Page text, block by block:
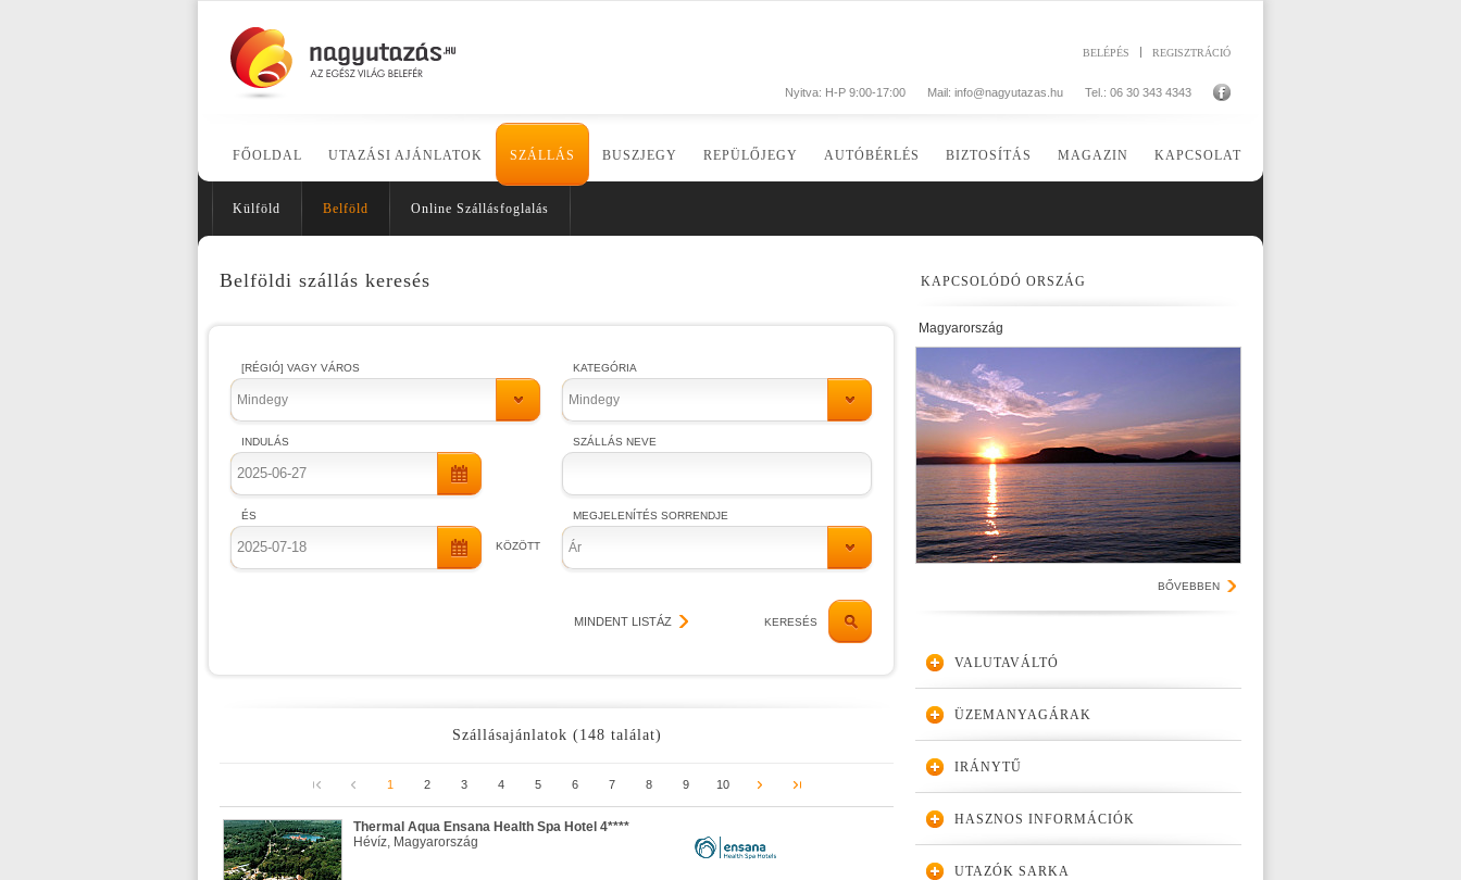
REGISZTRÁCIÓ
BELÉPÉS
Tel.: 06 30 343 4343
Mail: info@nagyutazas.hu
Nyitva: H-P 9:00-17:00
FŐOLDAL UTAZÁSI AJÁNLATOK SZÁLLÁS BUSZJEGY REPÜLŐJEGY AUTÓBÉRLÉS BIZTOSÍTÁS MAGAZIN KAPCSOLAT
Külföld Belföld Online Szállásfoglalás
Belföldi szállás keresés
[RÉGIÓ] VAGY VÁROS
Mindegy
INDULÁS
ÉS
KÖZÖTT
KATEGÓRIA
Mindegy
SZÁLLÁS NEVE
MEGJELENÍTÉS SORRENDJE
Ár
KERESÉS
MINDENT LISTÁZ
Szállásajánlatok (148 találat)
1 2 3 4 5 6 7 8 9 10
Thermal Aqua Ensana Health Spa Hotel 4****
Hévíz, Magyarország
KAPCSOLÓDÓ ORSZÁG
Magyarország
BŐVEBBEN
VALUTAVÁLTÓ
ÜZEMANYAGÁRAK
IRÁNYTŰ
HASZNOS INFORMÁCIÓK
UTAZÓK SARKA